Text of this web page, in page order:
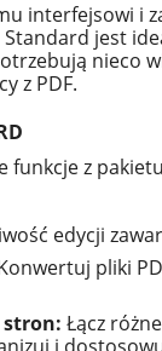
interfejsowi i
jest
nieco
z PDF.
funkcje z
edycji
pliki
stron: Łącz